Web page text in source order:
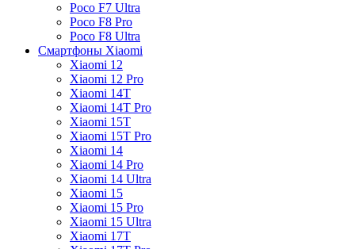
Poco F7 Ultra
Poco F8 Pro
Poco F8 Ultra
Смартфоны Xiaomi
Xiaomi 12
Xiaomi 12 Pro
Xiaomi 14T
Xiaomi 14T Pro
Xiaomi 15T
Xiaomi 15T Pro
Xiaomi 14
Xiaomi 14 Pro
Xiaomi 14 Ultra
Xiaomi 15
Xiaomi 15 Pro
Xiaomi 15 Ultra
Xiaomi 17T